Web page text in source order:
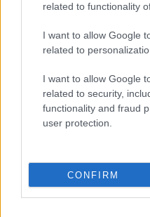
related to functionality
I want to allow Google
related to
I want to allow Google
related to security,
functionality and fraud
user protection.
CONFIRM
¿Tienes hambre? Recetas,
SECCIONES